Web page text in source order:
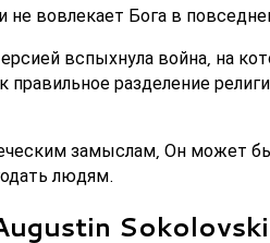
вовлекает Бога в
вспыхнула война, на
разделение
замыслам, Он может
людям.
Sokolovski